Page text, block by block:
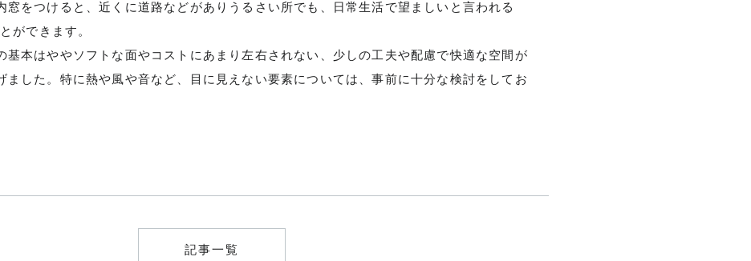
窓をつけると、近くに道路などがありうるさい所でも、日常生活で望ましいと言われる
ができます。
基本はややソフトな面やコストにあまり左右されない、少しの工夫や配慮で快適な空間が
ました。特に熱や風や音など、目に見えない要素については、事前に十分な検討をしてお
記事一覧